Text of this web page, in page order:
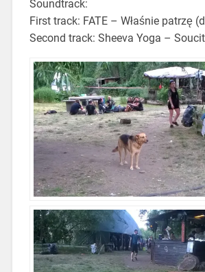
Soundtrack:
First track: FATE – Właśnie patrzę
Second track: Sheeva Yoga – Soucit